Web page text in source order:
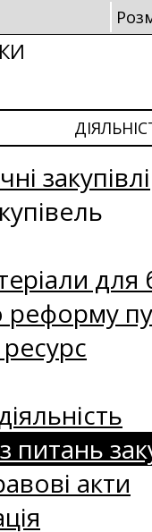
закупівлі
для
питань
акти